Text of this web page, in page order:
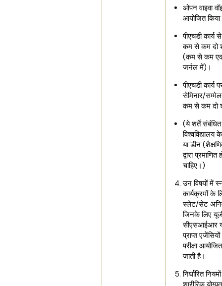
ओपन वाइवा
आयोजित किया
पीएचडी कार्य
कम से कम दो
(कम से कम
जर्नल में)।
पीएचडी कार्य
सेमिनार/
कम से कम दो
(ये शर्तें संबंधित
विश्वविद्यालय
या डीन
द्वारा प्रमाणित
चाहिए।)
उन विषयों में
कार्यक्रमों के
स्लेट/सेट
जिनके लिए
सीएसआईआर
प्राप्त एजेंसियों
परीक्षा
जाती है।
निर्धारित